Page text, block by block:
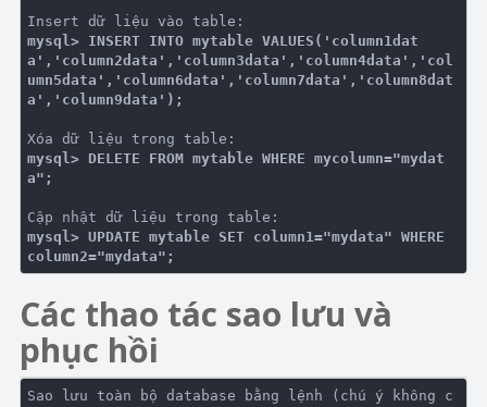
mysql> INSERT INTO mytable VALUES('column1dat
a','column2data','column3data','column4data','col
umn5data','column6data','column7data','column8dat
a','column9data');
mysql> DELETE FROM mytable WHERE mycolumn="mydat
a";
mysql> UPDATE mytable SET column1="mydata" WHERE
column2="mydata";
Các thao tác sao lưu và
phục hồi
Sao lưu toàn bộ database bằng lệnh (chú ý không c